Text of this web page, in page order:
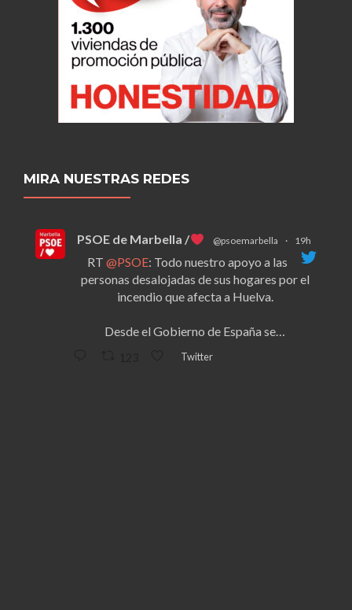
MIRA NUESTRAS REDES
PSOE de Marbella / @psoemarbella · 19h
RT @PSOE: Todo nuestro apoyo a las
personas desalojadas de sus hogares por el
incendio que afecta a Huelva.
Desde el Gobierno de España se…
Twitter